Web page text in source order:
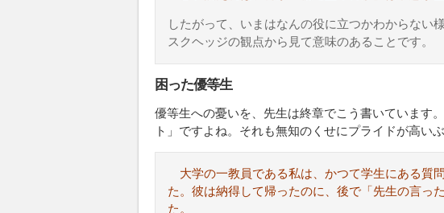
したがって、いまはなんの役に立つかわからない
スクヘッジの観点から見て意味のあることです。
困った優等生
優等生への憂いを、先生は終章でこう書いています
ト」ですよね。それも無知のくせにプライドが高い
大学の一教員である私は、かつて学生にある質
た。彼は納得して帰ったのに、後で「先生の言っ
た。